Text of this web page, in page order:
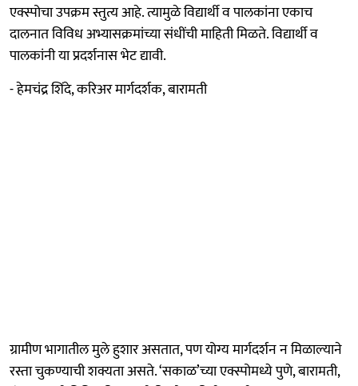
एक्स्पोचा उपक्रम स्तुत्य आहे. त्यामुळे विद्यार्थी व पालकांना एकाच
दालनात विविध अभ्यासक्रमांच्या संधींची माहिती मिळते. विद्यार्थी व
पालकांनी या प्रदर्शनास भेट द्यावी.
- हेमचंद्र शिंदे, करिअर मार्गदर्शक, बारामती
ग्रामीण भागातील मुले हुशार असतात, पण योग्य मार्गदर्शन न मिळाल्याने
रस्ता चुकण्याची शक्यता असते. ‘सकाळ’च्या एक्स्पोमध्ये पुणे, बारामती,